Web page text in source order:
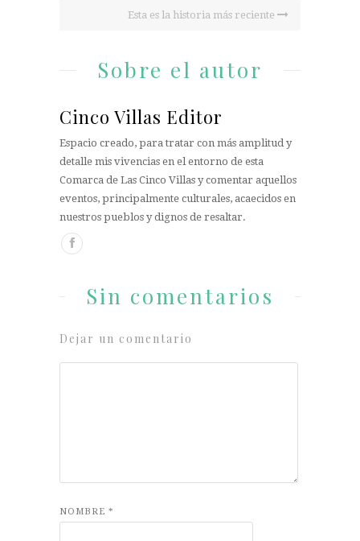
Esta es la historia más reciente
Sobre el autor
Cinco Villas Editor
Espacio creado, para tratar con más amplitud y
detalle mis vivencias en el entorno de esta
Comarca de Las Cinco Villas y comentar aquellos
eventos, principalmente culturales, acaecidos en
nuestros pueblos y dignos de resaltar.
Sin comentarios
Dejar un comentario
NOMBRE *